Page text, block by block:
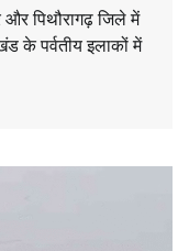
और पिथौरागढ़ जिले में
के पर्वतीय इलाकों में